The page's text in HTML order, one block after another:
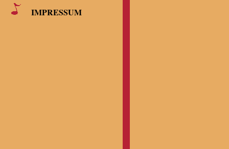
IMPRESSUM